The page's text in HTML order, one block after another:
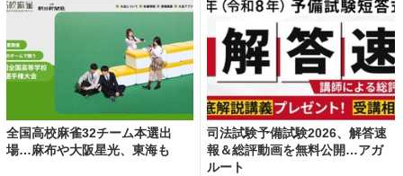
全国高校麻雀32チーム本選出
場…麻布や大阪星光、東海も
司法試験予備試験2026、解答速
報＆総評動画を無料公開…アガ
ルート